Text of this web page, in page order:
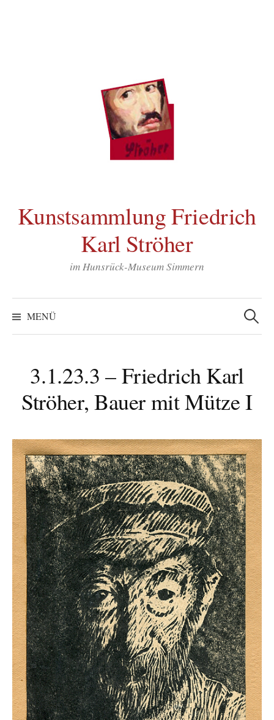
Kunstsammlung Friedrich
Karl Ströher
im Hunsrück-Museum Simmern
MENÜ
Suchen
nach:
3.1.23.3 – Friedrich Karl
Ströher, Bauer mit Mütze I